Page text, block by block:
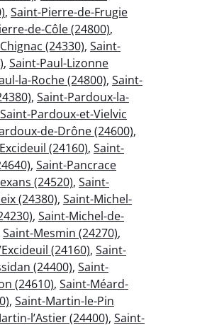
, Saint-Pierre-de-Frugie
de-Côle (24800),
(24330), Saint-
, Saint-Paul-Lizonne
la-Roche (24800), Saint-
, Saint-Pardoux-la-
Saint-Pardoux-et-Vielvic
de-Drône (24600),
(24160), Saint-
, Saint-Pancrace
(24520), Saint-
(24380), Saint-Michel-
, Saint-Michel-de-
Saint-Mesmin (24270),
(24160), Saint-
(24400), Saint-
(24610), Saint-Méard-
, Saint-Martin-le-Pin
l’Astier (24400), Saint-